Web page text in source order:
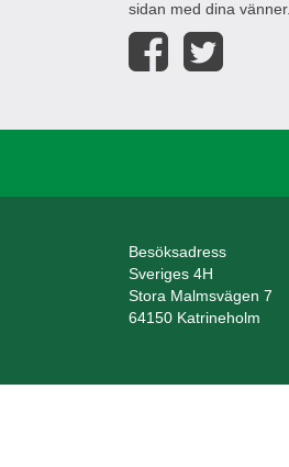
sidan med dina vänner.
Besöksadress
Sveriges 4H
Stora Malmsvägen 7
64150 Katrineholm